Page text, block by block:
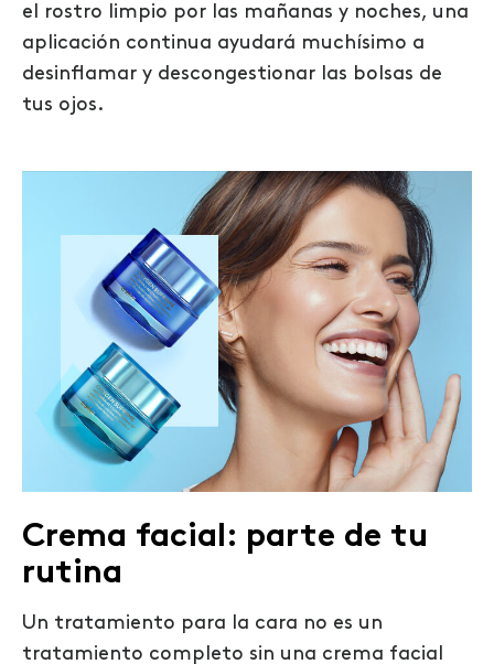
el rostro limpio por las mañanas y noches, una
aplicación continua ayudará muchísimo a
desinflamar y descongestionar las bolsas de
tus ojos.
Crema facial: parte de tu
rutina
Un tratamiento para la cara no es un
tratamiento completo sin una crema facial